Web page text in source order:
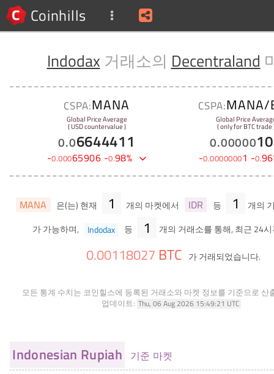
Coinhills
Indodax 거래소의 Decentraland
CSPA:MANA
Global Price Average
( USD countervalue )
0.06644411
-0.00065906 -0.98%
CSPA:MANA/
Global Price
( only for BTC trade
0.00000
-0.00000001 -0.96
MANA 은(는) 현재 1 개의 마켓에서 IDR 등 1
개의
가 가능하며,
Indodax 등 1 개의 거래소를 통해, 최근 24
0.00118027 BTC 가 거래되었습니다.
모든 통계 수치는 코인힐스에 등록된 거래소와 마켓 정보를 기준으로 산
업데이트: Thu, 06 Aug 2026 15:49:21 UTC
Indonesian Rupiah 기준 마켓